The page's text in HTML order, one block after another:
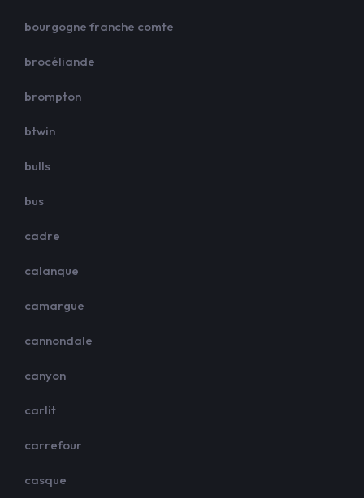
bourgogne franche comte
brocéliande
brompton
btwin
bulls
bus
cadre
calanque
camargue
cannondale
canyon
carlit
carrefour
casque